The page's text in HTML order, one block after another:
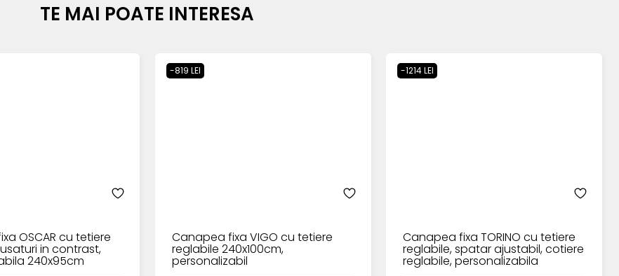
TE MAI POATE INTERESA
OSCAR cu tetiere
in contrast,
240x95cm
-819 LEI
Canapea fixa VIGO cu tetiere
reglabile 240x100cm,
personalizabil
-1214 LEI
Canapea fixa TORINO cu tetiere
reglabile, spatar ajustabil, cotiere
reglabile, personalizabila
240x95cm